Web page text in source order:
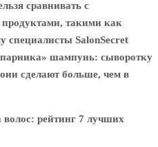
сравнивать с
такими как
специалисты SalonSecret
шампунь: сыворотку
сделают больше, чем в